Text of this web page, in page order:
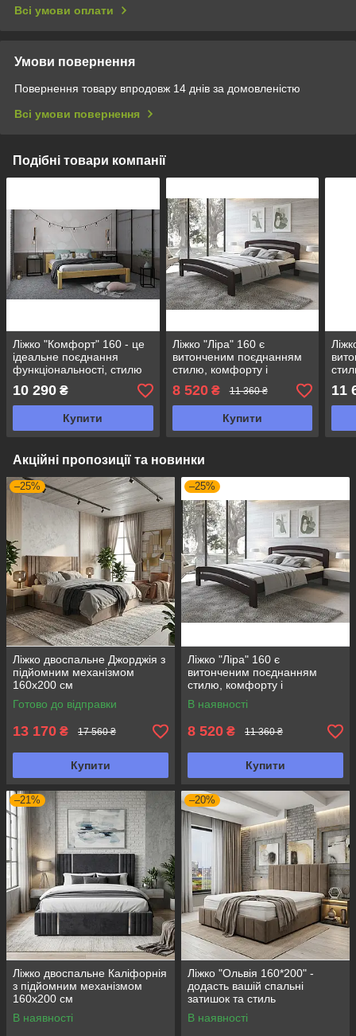
Всі умови оплати
Умови повернення
Повернення товару впродовж 14 днів за домовленістю
Всі умови повернення
Подібні товари компанії
Ліжко "Комфорт" 160 - це
ідеальне поєднання
функціональності, стилю
та натуральних матеріалів
10 290 ₴
Купити
Ліжко "Ліра" 160 є
витонченим поєднанням
стилю, комфорту і
натуральних матеріалів
8 520₴ 11 360 ₴
Купити
11
Акційні пропозиції та новинки
–25%
Ліжко двоспальне Джорджія з
підйомним механізмом
160х200 см
Готово до відправки
13 170 ₴ 17 560 ₴
Купити
–25%
Ліжко "Ліра" 160 є
витонченим поєднанням
стилю, комфорту і
натуральних матеріалів
В наявності
8 520 ₴ 11 360 ₴
Купити
–21%
Ліжко двоспальне Каліфорнія
з підйомним механізмом
160х200 см
В наявності
–20%
Ліжко "Ольвія 160*200" -
додасть вашій спальні
затишок та стиль
В наявності